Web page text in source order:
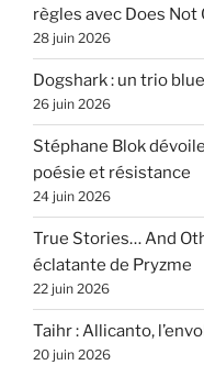
règles avec Does
28 juin 2026
Dogshark : un trio
26 juin 2026
Stéphane Blok
poésie et résistance
24 juin 2026
True Stories… And
éclatante de Pryzme
22 juin 2026
Taihr : Allicanto,
20 juin 2026